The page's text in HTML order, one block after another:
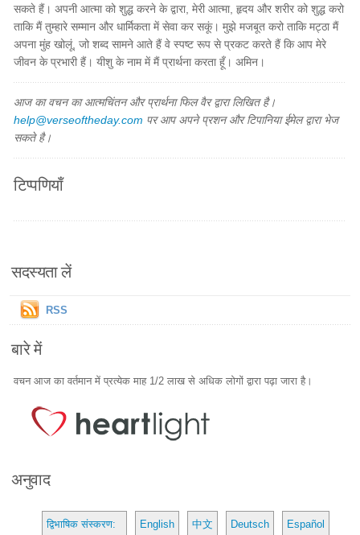
सकते हैं। अपनी आत्मा को शुद्ध करने के द्वारा, मेरी आत्मा, हृदय और शरीर को शुद्ध करो
ताकि मैं तुम्हारे सम्मान और धार्मिकता में सेवा कर सकूं। मुझे मजबूत करो ताकि मट्ठा मैं
अपना मुंह खोलूं, जो शब्द सामने आते हैं वे स्पष्ट रूप से प्रकट करते हैं कि आप मेरे
जीवन के प्रभारी हैं। यीशु के नाम में मैं प्रार्थना करता हूँ। अमिन।
आज का वचन का आत्मचिंतन और प्रार्थना फिल वैर द्वारा लिखित है।
help@verseoftheday.com पर आप अपने प्रशन और टिपानिया ईमेल द्वारा भेज
सकते है।
टिप्पणियाँ
सदस्यता लें
RSS
बारे में
वचन आज का वर्तमान में प्रत्येक माह 1/2 लाख से अधिक लोगों द्वारा पढ़ा जारा है।
अनुवाद
द्विभाषिक संस्करण: English 中文 Deutsch Español